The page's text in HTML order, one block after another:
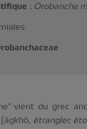
: Orobanche
vient du grec
étrangler,